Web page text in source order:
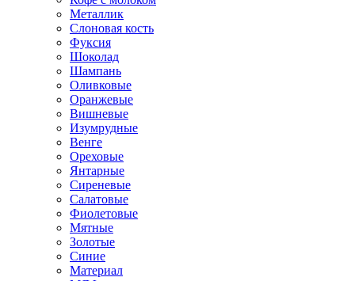
Металлик
Слоновая кость
Фуксия
Шоколад
Шампань
Оливковые
Оранжевые
Вишневые
Изумрудные
Венге
Ореховые
Янтарные
Сиреневые
Салатовые
Фиолетовые
Мятные
Золотые
Синие
Материал